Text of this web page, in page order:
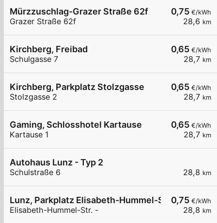
0,75 €/kWh
28,6 km
Mürzzuschlag-Grazer Straße 62f
Grazer Straße 62f
0,65 €/kWh
28,7 km
Kirchberg, Freibad
Schulgasse 7
0,65 €/kWh
28,7 km
Kirchberg, Parkplatz Stolzgasse
Stolzgasse 2
0,65 €/kWh
28,7 km
Gaming, Schlosshotel Kartause
Kartause 1
28,8 km
Autohaus Lunz - Typ 2
Schulstraße 6
0,75 €/kWh
28,8 km
Lunz, Parkplatz Elisabeth-Hummel-Str.
Elisabeth-Hummel-Str. -